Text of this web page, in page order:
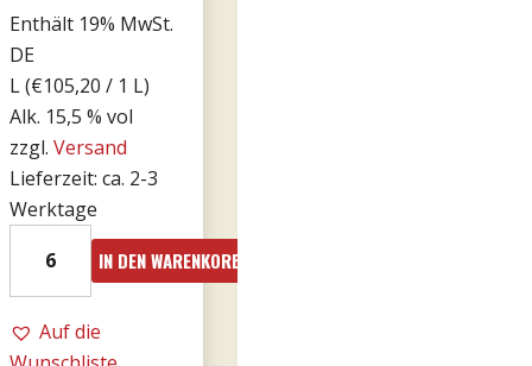
Enthält 19% MwSt.
DE
L (€105,20 / 1 L)
Alk. 15,5 % vol
zzgl. Versand
Lieferzeit: ca. 2-3
Werktage
Amarone
Cá
Florian
IN DEN WARENKORB
Auf die